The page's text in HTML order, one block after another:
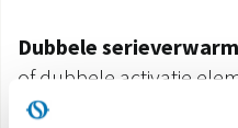
Dubbele
of dubbele activatie
van de warmtepomp